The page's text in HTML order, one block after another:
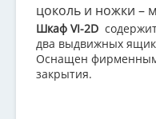
цоколь и ножки –
Шкаф VI-2D
два выдвижных
Оснащен
закрытия.